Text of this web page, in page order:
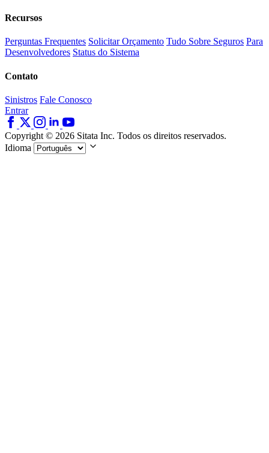
Recursos
Perguntas Frequentes Solicitar Orçamento Tudo Sobre Seguros Para
Desenvolvedores Status do Sistema
Contato
Sinistros Fale Conosco
Entrar
Copyright © 2026 Sitata Inc. Todos os direitos reservados.
Idioma